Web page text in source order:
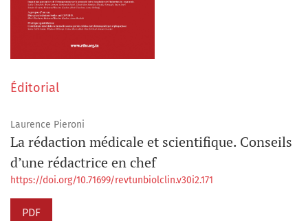
Éditorial
Laurence Pieroni
La rédaction médicale et scientifique. Conseils
d’une rédactrice en chef
https://doi.org/10.71699/revtunbiolclin.v30i2.171
PDF